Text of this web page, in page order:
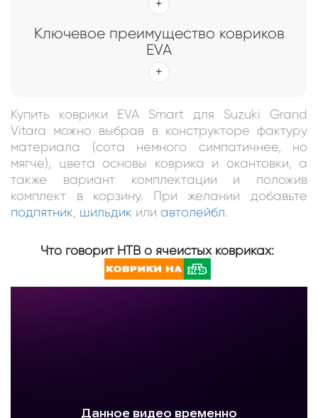
Ключевое преимущество ковриков
EVA
Купить коврики EVA Smart для Suzuki Grand
Vitara можно выбрав в конструкторе фактуру
материала (сота немного симпатичнее, но
мягче), цвета основы коврика и окантовки, а
также вариант комплектации и положив
комплект в корзину. При желании добавьте
подпятник шильдик или автолейбл.
Что говорит НТВ о ячеистых ковриках: